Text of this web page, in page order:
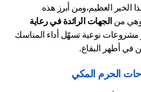
من
الجهات الرائدة في رعاية
عبر مشروعات نوعية تسهّل أداء المناسك
أطهر البقاع.
المكي